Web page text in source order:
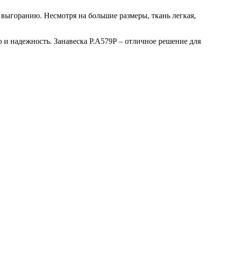
Несмотря на большие размеры, ткань легкая,
надежность. Занавеска Р.А579Р – отличное решение для